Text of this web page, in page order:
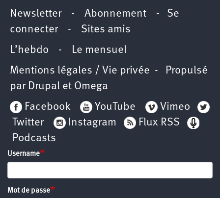
Newsletter - Abonnement - Se
connecter- Sites amis
L’hebdo - Le mensuel
Mentions légales / Vie privée - Propulsé
par Drupal et Omega
Facebook
YouTube
Vimeo
Twitter
Instagram
Flux RSS
Podcasts
Username
Mot de passe